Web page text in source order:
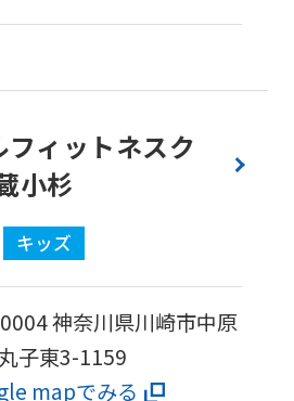
ィットネスク
小杉
キッズ
神奈川県川崎市中原
子東3-1159
mapでみる